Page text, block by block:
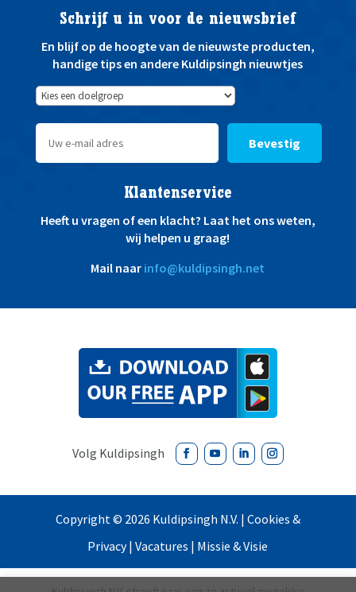
Schrijf u in voor de nieuwsbrief
En blijf op de hoogte van de nieuwste producten,
handige tips en andere Kuldipsingh nieuwtjes
Bevestig
Klantenservice
Heeft u vragen of een klacht? Laat het ons weten,
wij helpen u graag!
Mail naar info@kuldipsingh.net
Copyright © 2026 Kuldipsingh N.V. | Cookies &
Privacy|Vacatures | Missie & Visie